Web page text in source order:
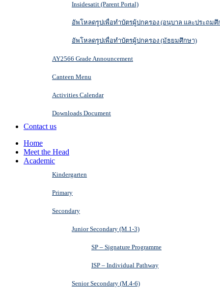
Insidesatit (Parent Portal)
อัพโหลดรูปเพื่อทำบัตรผู้ปกครอง (อนุบาล และประถมศึ
อัพโหลดรูปเพื่อทำบัตรผู้ปกครอง (มัธยมศึกษา)
AY2566 Grade Announcement
Canteen Menu
Activities Calendar
Downloads Document
Contact us
Home
Meet the Head
Academic
Kindergarten
Primary
Secondary
Junior Secondary (M.1-3)
SP – Signature Programme
ISP – Individual Pathway
Senior Secondary (M.4-6)